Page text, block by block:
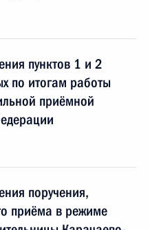
пунктов 1 и 2
по итогам работы
приёмной
поручения,
приёма в режиме